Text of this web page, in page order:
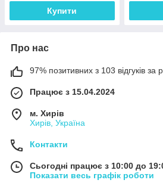
Купити
Про нас
97% позитивних з 103 відгуків за
Працює з 15.04.2024
м. Хирів
Хирів, Україна
Контакти
Сьогодні працює з 10:00 до
Показати весь графік роботи